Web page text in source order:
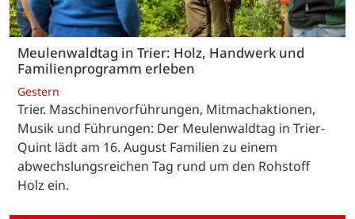
Meulenwaldtag in Trier: Holz, Handwerk und
Familienprogramm erleben
Gestern
Trier. Maschinenvorführungen, Mitmachaktionen,
Musik und Führungen: Der Meulenwaldtag in Trier-
Quint lädt am 16. August Familien zu einem
abwechslungsreichen Tag rund um den Rohstoff
Holz ein.